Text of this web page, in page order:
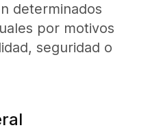
determinados
por motivos
seguridad o